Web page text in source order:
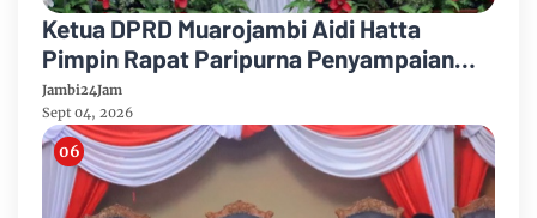
Ketua DPRD Muarojambi Aidi Hatta
Pimpin Rapat Paripurna Penyampaian
Rancangan Perubahan KUA-PPAS Tahun
Anggaran 2026
Jambi24Jam
Sept 04, 2026